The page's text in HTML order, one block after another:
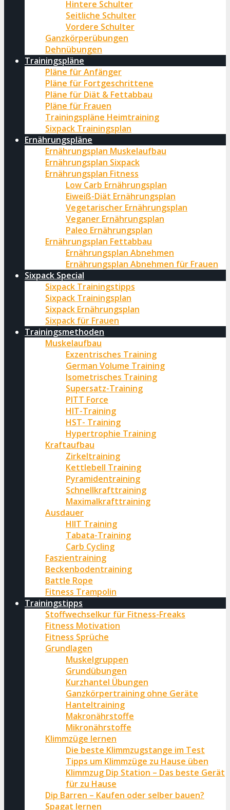
Hintere Schulter
Seitliche Schulter
Vordere Schulter
Ganzkörperübungen
Dehnübungen
Trainingspläne
Pläne für Anfänger
Pläne für Fortgeschrittene
Pläne für Diät & Fettabbau
Pläne für Frauen
Trainingspläne Heimtraining
Sixpack Trainingsplan
Ernährungspläne
Ernährungsplan Muskelaufbau
Ernährungsplan Sixpack
Ernährungsplan Fitness
Low Carb Ernährungsplan
Eiweiß-Diät Ernährungsplan
Vegetarischer Ernährungsplan
Veganer Ernährungsplan
Paleo Ernährungsplan
Ernährungsplan Fettabbau
Ernährungsplan Abnehmen
Ernährungsplan Abnehmen für Frauen
Sixpack Special
Sixpack Trainingstipps
Sixpack Trainingsplan
Sixpack Ernährungsplan
Sixpack für Frauen
Trainingsmethoden
Muskelaufbau
Exzentrisches Training
German Volume Training
Isometrisches Training
Supersatz-Training
PITT Force
HIT-Training
HST- Training
Hypertrophie Training
Kraftaufbau
Zirkeltraining
Kettlebell Training
Pyramidentraining
Schnellkrafttraining
Maximalkrafttraining
Ausdauer
HIIT Training
Tabata-Training
Carb Cycling
Faszientraining
Beckenbodentraining
Battle Rope
Fitness Trampolin
Trainingstipps
Stoffwechselkur für Fitness-Freaks
Fitness Motivation
Fitness Sprüche
Grundlagen
Muskelgruppen
Grundübungen
Kurzhantel Übungen
Ganzkörpertraining ohne Geräte
Hanteltraining
Makronährstoffe
Mikronährstoffe
Klimmzüge lernen
Die beste Klimmzugstange im Test
Tipps um Klimmzüge zu Hause üben
Klimmzug Dip Station – Das beste Gerät
für zu Hause
Dip Barren – Kaufen oder selber bauen?
Spagat lernen